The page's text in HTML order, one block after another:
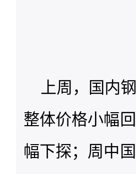
上周，国内
整体价格小幅
幅下探；周中